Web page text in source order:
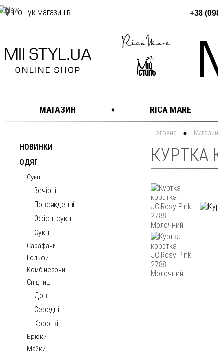
Пошук магазинів +38
МАГАЗИН RICA MARE
НОВИНКИ
ОДЯГ
Сукні
Вечірні
Повсякденні
Офісні сукні
Сукні
Сарафани
Гольфи
Комбінезони
Спідниці
Довгі
Середні
Короткі
Брюки
Майки
Головна Магазин
КУРТКА